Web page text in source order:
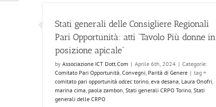
Stati generali delle Consigliere Regionali
Pari Opportunità: atti “Tavolo Più donne in
posizione apicale”
by Associazione ICT Dott.Com | Aprile 6th, 2024 | Categorie:
Comitato Pari Opportunità, Convegni, Parità di Genere | tag =
comitato pari opportunità odcec torino, eva desana, Laura Onofri,
marina cima, paola zambon, Stati generali CRPO Torino, Stati
generali delle CRPO